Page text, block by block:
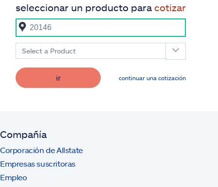
seleccionar un producto para cotizar
Select a Product
ir continuar una cotización
Compañía
Corporación de Allstate
Empresas suscritoras
Empleo